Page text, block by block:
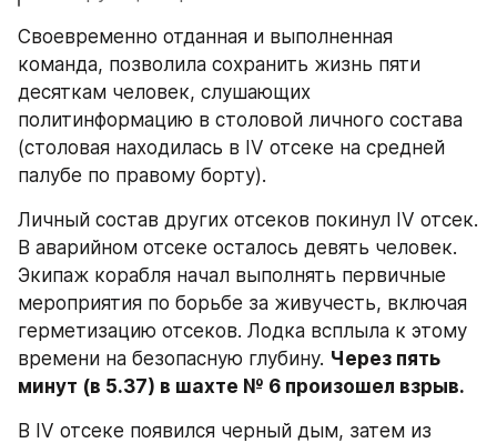
Своевременно отданная и выполненная
команда, позволила сохранить жизнь пяти
десяткам человек, слушающих
политинформацию в столовой личного состава
(столовая находилась в IV отсеке на средней
палубе по правому борту).
Личный состав других отсеков покинул IV отсек.
В аварийном отсеке осталось девять человек.
Экипаж корабля начал выполнять первичные
мероприятия по борьбе за живучесть, включая
герметизацию отсеков. Лодка всплыла к этому
времени на безопасную глубину. Через пять
минут (в 5.37) в шахте № 6 произошел взрыв.
В IV отсеке появился черный дым, затем из